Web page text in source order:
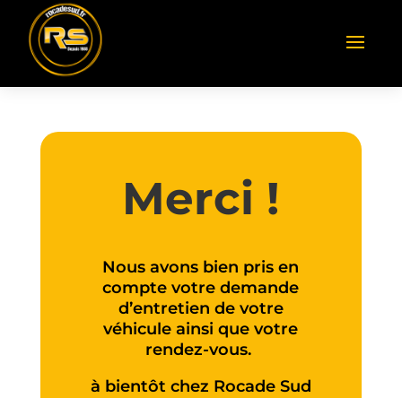
Merci !
Nous avons bien pris en
compte votre demande
d’entretien de votre
véhicule ainsi que votre
rendez-vous.
à bientôt chez Rocade Sud